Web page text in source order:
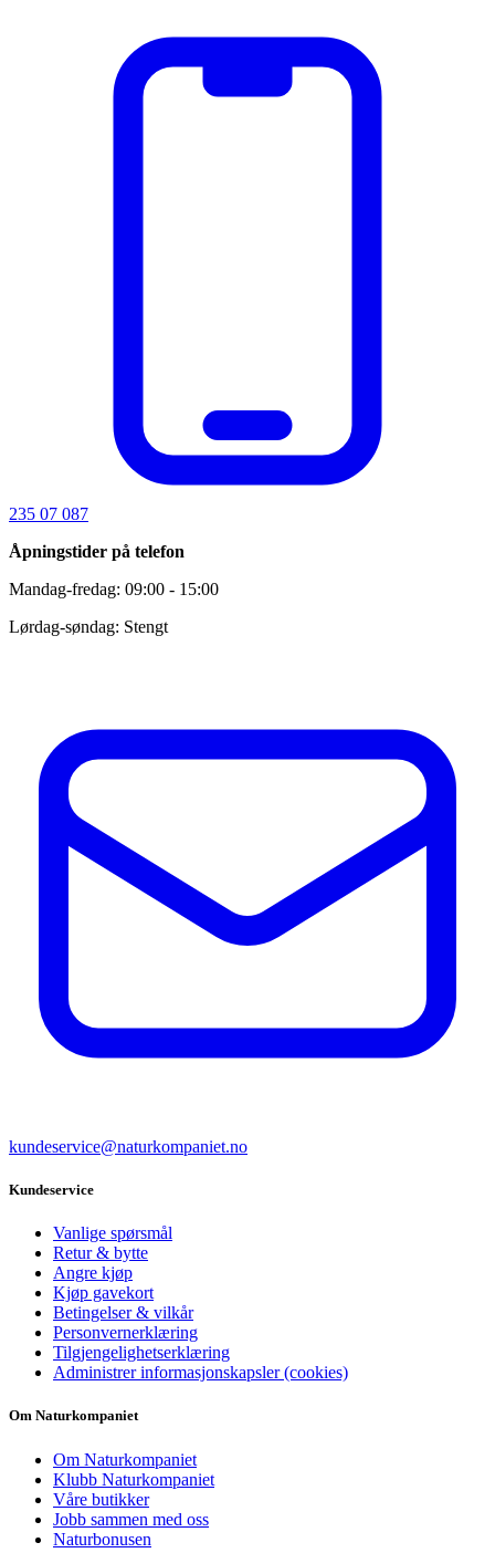
235 07 087
Åpningstider på telefon
Mandag-fredag: 09:00 - 15:00
Lørdag-søndag: Stengt
kundeservice@naturkompaniet.no
Kundeservice
Vanlige spørsmål
Retur & bytte
Angre kjøp
Kjøp gavekort
Betingelser & vilkår
Personvernerklæring
Tilgjengelighetserklæring
Administrer informasjonskapsler (cookies)
Om Naturkompaniet
Om Naturkompaniet
Klubb Naturkompaniet
Våre butikker
Jobb sammen med oss
Naturbonusen